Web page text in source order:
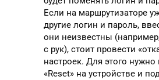
Если на маршрутизаторе
другие логин и пароль,
они неизвестны
с рук), стоит провести
настроек. Для этого нужно
«Reset» на устройстве и